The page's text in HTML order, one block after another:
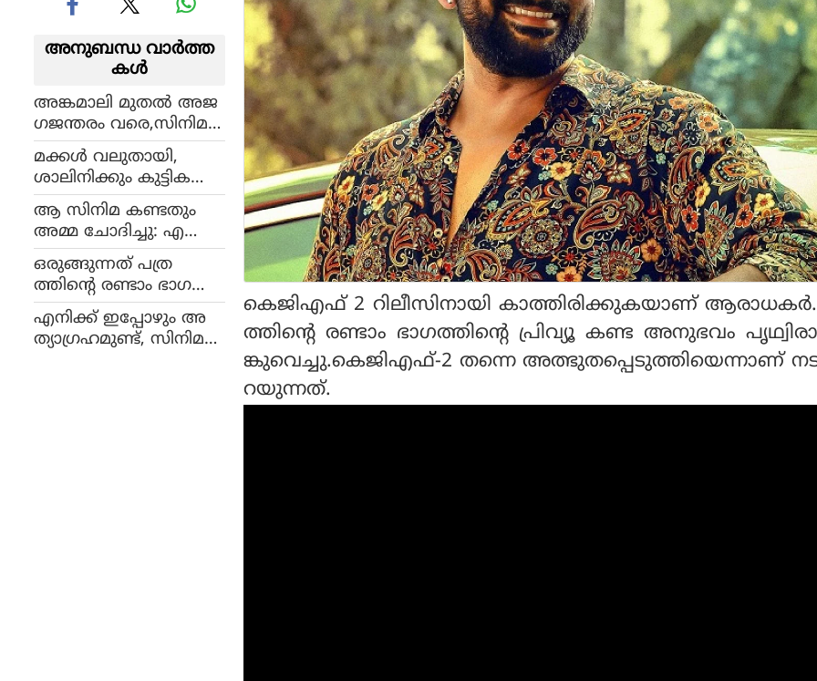
അനുബന്ധ വാര്‍ത്ത
കള്‍
അങ്കമാലി മുതല്‍ അജ
ഗജന്തരം വരെ,സിനിമ
യിലെത്തി 5 വര്‍ഷം
പൂര്‍ത്തിയാക്കി ആന്റ
ണി വര്‍ഗീസ്
മക്കള്‍ വലുതായി,
ശാലിനിക്കും കുട്ടിക
ള്‍ക്കും ഒപ്പം അജിത്ത്,
അധികമാരും
കാണാത്ത ചിത്രങ്ങള്‍
ആ സിനിമ കണ്ടതും
അമ്മ ചോദിച്ചു: എ
ന്തിനാ മോനെ നീ ഇങ്ങ
നത്തെ സിനിമയൊക്കെ
ചെയ്യുന്നത്-ടൊവിനോ
ഒരുങ്ങുന്നത് പത്ര
ത്തിന്റെ രണ്ടാം ഭാഗ
മോ? ആകാംക്ഷയുയർ
ത്തി എസ്‌ജി 253
എനിക്ക് ഇപ്പോഴും അ
ത്യാഗ്രഹമുണ്ട്, സിനിമ
കെജിഎഫ് 2 റിലീസിനായി കാത്തിരിക്കുകയാണ്
ത്തിന്റെ രണ്ടാം ഭാഗത്തിന്റെ പ്രിവ്യൂ കണ്ട അനുഭവം
ങ്കുവെച്ചു.കെജിഎഫ്-2 തന്നെ അത്ഭുതപ്പെടുത്തിയെന്നാണ്
റയുന്നത്.